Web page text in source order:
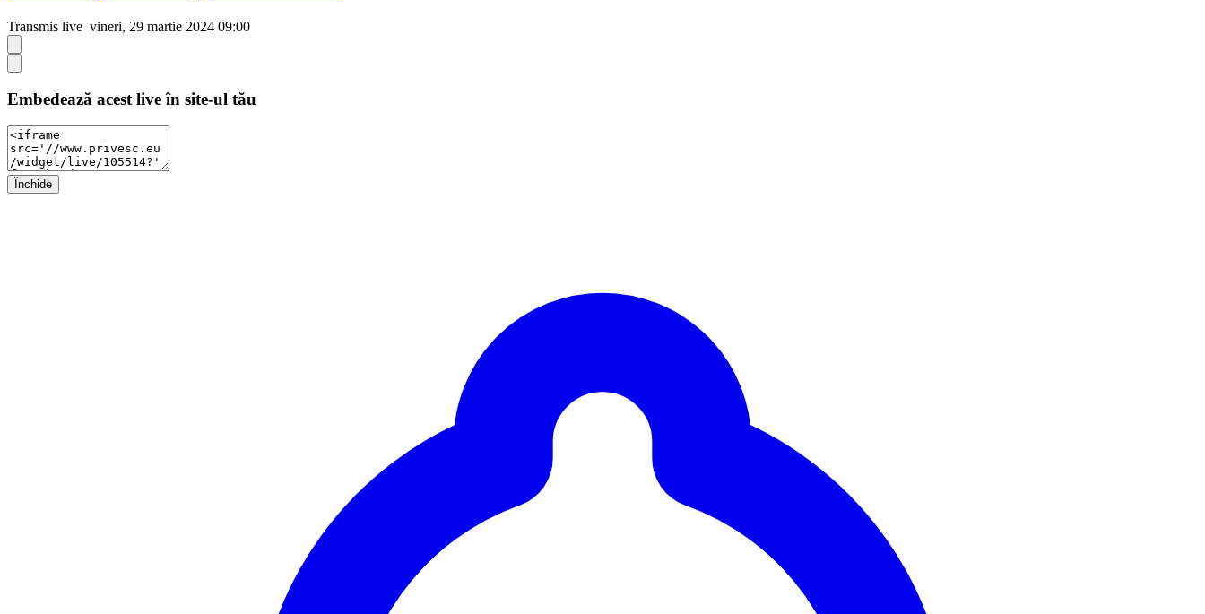
Transmis live vineri, 29 martie 2024 09:00
Embedează acest live în site-ul tău
Închide